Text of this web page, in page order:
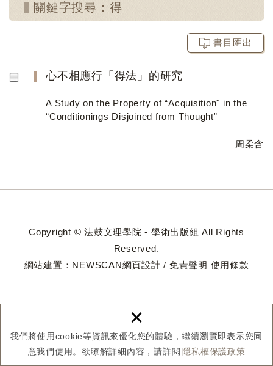
我們將使用cookie等資訊來優化您的體驗，繼續瀏覽即表示您同
意我們使用。欲瞭解詳細內容，請詳閱 隱私權保護政策
×
關鍵字搜尋：得
書目匯出
心不相應行「得法」的研究
A Study on the Property of “Acquisition" in the
“Conditionings Disjoined from Thought”
周柔含
Copyright © 法鼓文理學院 - 學術出版組 All Rights
Reserved.
網站建置： NEWSCAN網頁設計 / 免責聲明 使用條款